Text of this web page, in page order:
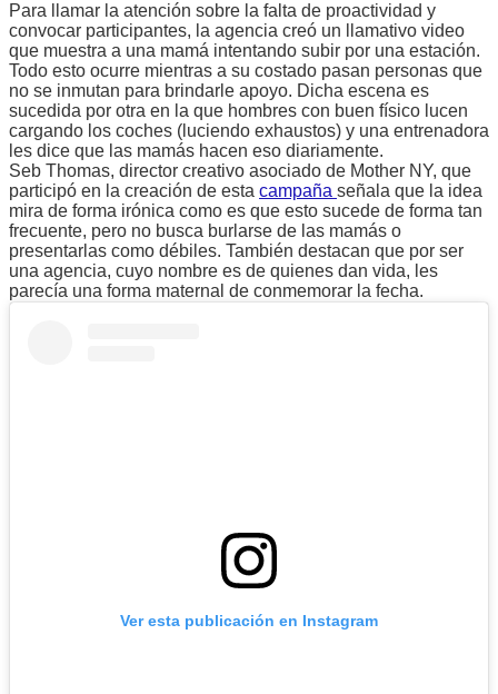
Para llamar la atención sobre la falta de proactividad y
convocar participantes, la agencia creó un llamativo video
que muestra a una mamá intentando subir por una estación.
Todo esto ocurre mientras a su costado pasan personas que
no se inmutan para brindarle apoyo. Dicha escena es
sucedida por otra en la que hombres con buen físico lucen
cargando los coches (luciendo exhaustos) y una entrenadora
les dice que las mamás hacen eso diariamente.
Seb Thomas, director creativo asociado de Mother NY, que
participó en la creación de esta campaña señala que la idea
mira de forma irónica como es que esto sucede de forma tan
frecuente, pero no busca burlarse de las mamás o
presentarlas como débiles. También destacan que por ser
una agencia, cuyo nombre es de quienes dan vida, les
parecía una forma maternal de conmemorar la fecha.
Ver esta publicación en Instagram